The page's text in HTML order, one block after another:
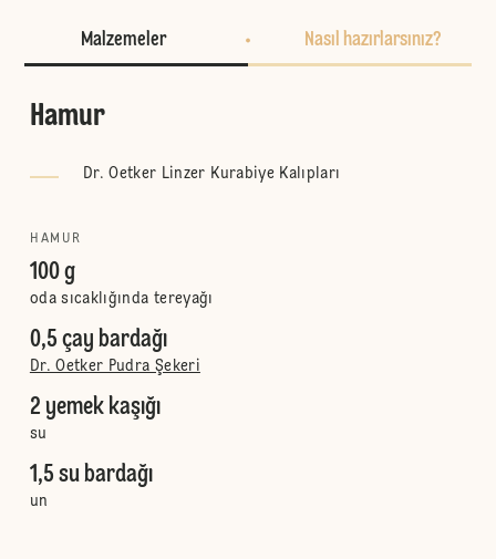
Malzemeler Nasıl hazırlarsınız?
Hamur
Dr. Oetker Linzer Kurabiye Kalıpları
HAMUR
100 g
oda sıcaklığında tereyağı
0,5 çay bardağı
Dr. Oetker Pudra Şekeri
2 yemek kaşığı
su
1,5 su bardağı
un